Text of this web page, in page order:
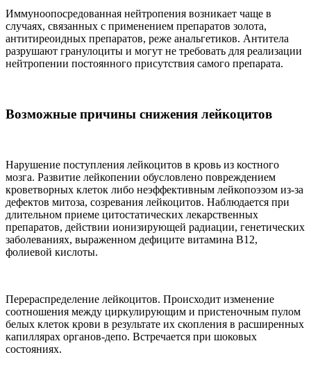
Иммуноопосредованная нейтропения возникает чаще в
случаях, связанных с применением препаратов золота,
антитиреоидных препаратов, реже анальгетиков. Антитела
разрушают гранулоциты и могут не требовать для реализации
нейтропении постоянного присутствия самого препарата.
Возможные причины снижения лейкоцитов
Нарушение поступления лейкоцитов в кровь из костного
мозга. Развитие лейкопении обусловлено повреждением
кроветворных клеток либо неэффективным лейкопоэзом из-за
дефектов митоза, созревания лейкоцитов. Наблюдается при
длительном приеме цитостатических лекарственных
препаратов, действии ионизирующей радиации, генетических
заболеваниях, выраженном дефиците витамина В12,
фолиевой кислоты.
Перераспределение лейкоцитов. Происходит изменение
соотношения между циркулирующим и пристеночным пулом
белых клеток крови в результате их скопления в расширенных
капиллярах органов-депо. Встречается при шоковых
состояниях.